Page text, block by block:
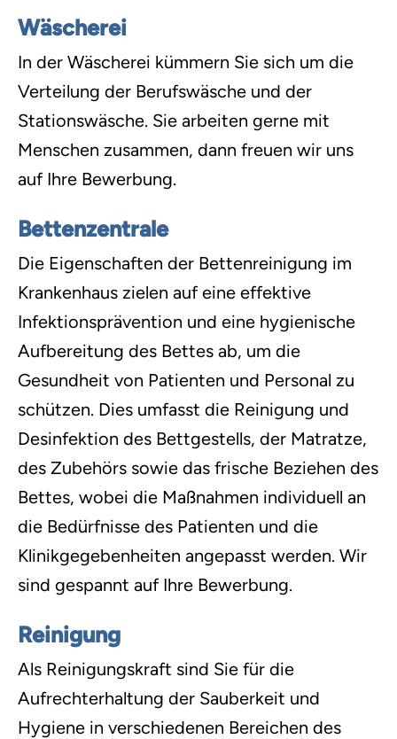
Wäscherei
In der Wäscherei kümmern Sie sich um die
Verteilung der Berufswäsche und der
Stationswäsche. Sie arbeiten gerne mit
Menschen zusammen, dann freuen wir uns
auf Ihre Bewerbung.
Bettenzentrale
Die Eigenschaften der Bettenreinigung im
Krankenhaus zielen auf eine effektive
Infektionsprävention und eine hygienische
Aufbereitung des Bettes ab, um die
Gesundheit von Patienten und Personal zu
schützen. Dies umfasst die Reinigung und
Desinfektion des Bettgestells, der Matratze,
des Zubehörs sowie das frische Beziehen des
Bettes, wobei die Maßnahmen individuell an
die Bedürfnisse des Patienten und die
Klinikgegebenheiten angepasst werden. Wir
sind gespannt auf Ihre Bewerbung.
Reinigung
Als Reinigungskraft sind Sie für die
Aufrechterhaltung der Sauberkeit und
Hygiene in verschiedenen Bereichen des